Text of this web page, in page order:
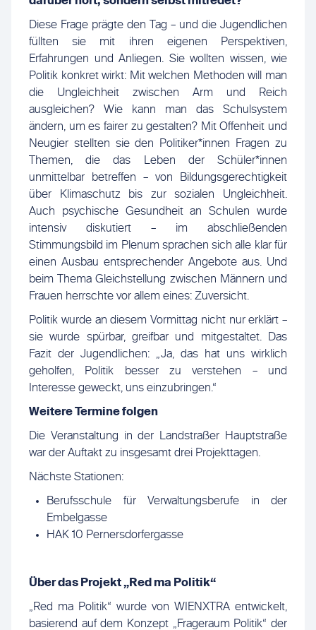
Diese Frage prägte den Tag – und die Jugendlichen
füllten sie mit ihren eigenen Perspektiven,
Erfahrungen und Anliegen. Sie wollten wissen, wie
Politik konkret wirkt: Mit welchen Methoden will man
die Ungleichheit zwischen Arm und Reich
ausgleichen? Wie kann man das Schulsystem
ändern, um es fairer zu gestalten? Mit Offenheit und
Neugier stellten sie den Politiker*innen Fragen zu
Themen, die das Leben der Schüler*innen
unmittelbar betreffen – von Bildungsgerechtigkeit
über Klimaschutz bis zur sozialen Ungleichheit.
Auch psychische Gesundheit an Schulen wurde
intensiv diskutiert – im abschließenden
Stimmungsbild im Plenum sprachen sich alle klar für
einen Ausbau entsprechender Angebote aus. Und
beim Thema Gleichstellung zwischen Männern und
Frauen herrschte vor allem eines: Zuversicht.
Politik wurde an diesem Vormittag nicht nur erklärt –
sie wurde spürbar, greifbar und mitgestaltet. Das
Fazit der Jugendlichen: „Ja, das hat uns wirklich
geholfen, Politik besser zu verstehen – und
Interesse geweckt, uns einzubringen.“
Weitere Termine folgen
Die Veranstaltung in der Landstraßer Hauptstraße
war der Auftakt zu insgesamt drei Projekttagen.
Nächste Stationen:
Berufsschule für Verwaltungsberufe in der
Embelgasse
HAK 10 Pernersdorfergasse
Über das Projekt „Red ma Politik“
„Red ma Politik“ wurde von WIENXTRA entwickelt,
basierend auf dem Konzept „Frageraum Politik“ der